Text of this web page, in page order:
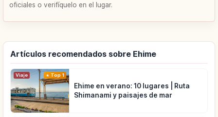
oficiales o verifíquelo en el lugar.
Artículos recomendados sobre Ehime
Viaje Top 1
Ehime en verano: 10 lugares | Ruta
Shimanami y paisajes de mar